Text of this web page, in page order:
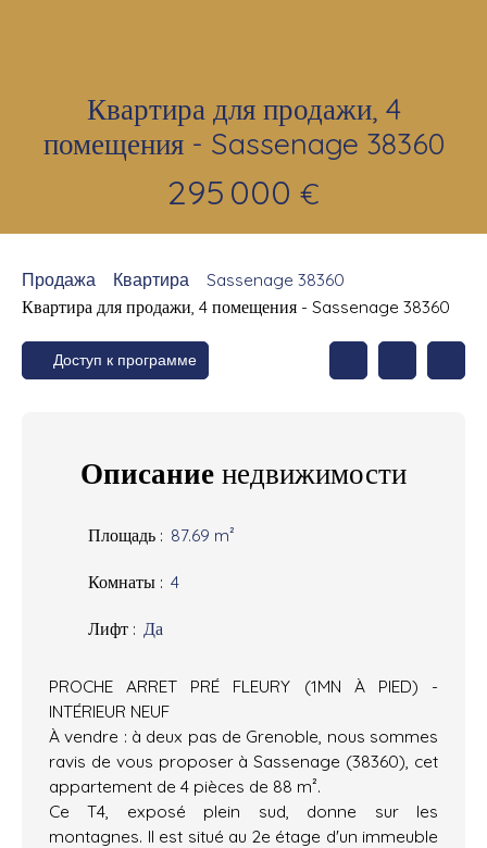
Квартира для продажи, 4
помещения - Sassenage 38360
295 000 €
Продажа Квартира
Sassenage 38360
Квартира для продажи, 4 помещения - Sassenage 38360
Доступ к программе
Описание недвижимости
Площадь : 87.69 m²
Комнаты : 4
Лифт : Да
PROCHE ARRET PRÉ FLEURY (1MN À PIED) -
INTÉRIEUR NEUF
À vendre : à deux pas de Grenoble, nous sommes
ravis de vous proposer à Sassenage (38360), cet
appartement de 4 pièces de 88 m².
Ce T4, exposé plein sud, donne sur les
montagnes. Il est situé au 2e étage d'un immeuble